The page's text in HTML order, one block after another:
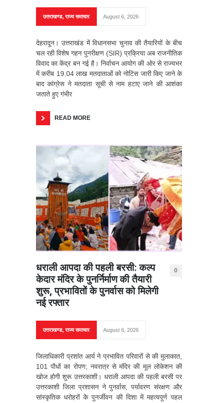
उत्तराखण्ड,राज्य समाचार August 6, 2026
देहरादून। उत्तराखंड में विधानसभा चुनाव की तैयारियों के बीच
चल रही विशेष गहन पुनरीक्षण (SIR) प्रक्रिया अब राजनीतिक
विवाद का केंद्र बन गई है। निर्वाचन आयोग की ओर से राज्यभर
में करीब 19.04 लाख मतदाताओं को नोटिस जारी किए जाने के
बाद कांग्रेस ने मतदाता सूची से नाम हटाए जाने की आशंका
जताते हुए गंभीर
READ MORE
धराली आपदा की पहली बरसी: कल्प
केदार मंदिर के पुनर्निर्माण की तैयारी
शुरू, प्रभावितों के पुनर्वास को मिलेगी
नई रफ्तार
0
उत्तराखण्ड,राज्य समाचार August 6, 2026
जिलाधिकारी प्रशांत आर्य ने प्रभावित परिवारों से की मुलाकात,
101 पौधों का रोपण; नवरात्र से मंदिर की मूल लोकेशन की
खोज होगी शुरू उत्तरकाशी। धराली आपदा की पहली बरसी पर
उत्तरकाशी जिला प्रशासन ने पुनर्वास, पर्यावरण संरक्षण और
सांस्कृतिक धरोहरों के पुनर्जीवन की दिशा में महत्वपूर्ण पहल